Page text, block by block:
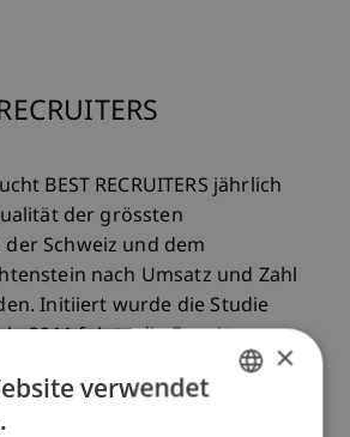
BEST RECRUITERS jährlich
der grössten
Schweiz und dem
nach Umsatz und Zahl
Initiiert wurde die Studie
2011 folgte die Erweiterung
und 2013 in die Schweiz und×
verwendet